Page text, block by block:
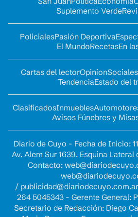
Suplemento Verde
PolicialesPasión Deportiva
El MundoRecetasEn
Cartas del lectorOpinionSociales
TendenciaEstado del
ClasificadosInmuebles
Avisos Fúnebres y
Diario de Cuyo - Fecha de Inicio:
Av. Alem Sur 1639. Esquina
Contacto:
/ publicidad@diariodecuyo.com.ar
264 5045343 - Gerente General:
Secretario de Redacción: Diego